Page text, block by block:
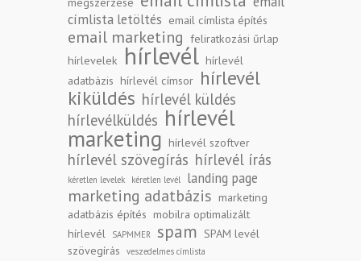
címlista letöltés email címlista építés
email marketing feliratkozási űrlap
hírlevelek
hírlevél hírlevél
adatbázis hírlevél címsor hírlevél
kiküldés hírlevél küldés
hírlevélküldés hírlevél
marketing hírlevél szoftver
hírlevél szövegírás hírlevél írás
kéretlen levelek kéretlen levél landing page
marketing adatbázis marketing
adatbázis építés mobilra optimalizált
hírlevél
SAPMMER spam SPAM levél
szövegírás
veszedelmes címlista